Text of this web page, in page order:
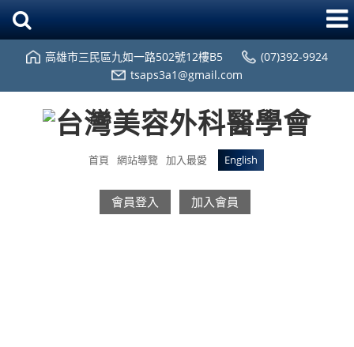
高雄市三民區九如一路502號12樓B5
(07)392-9924
tsaps3a1@gmail.com
首頁 網站導覽 加入最愛 English
會員登入 加入會員